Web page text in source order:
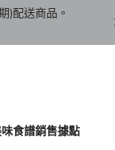
)配送商品。
食譜銷售據點